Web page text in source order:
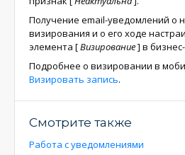
Получение email-уведомлений о
визирования и о его ходе
элемента [Визирование] в
Подробнее о визировании в
Визировать запись.
Смотрите также
Работа с уведомлениями